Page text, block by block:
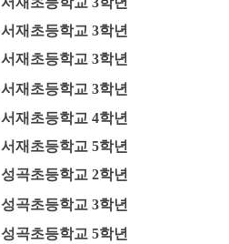
서재초등학교 3학년
서재초등학교 3학년
서재초등학교 3학년
서재초등학교 4학년
서재초등학교 5학년
성곡초등학교 2학년
성곡초등학교 3학년
성곡초등학교 5학년